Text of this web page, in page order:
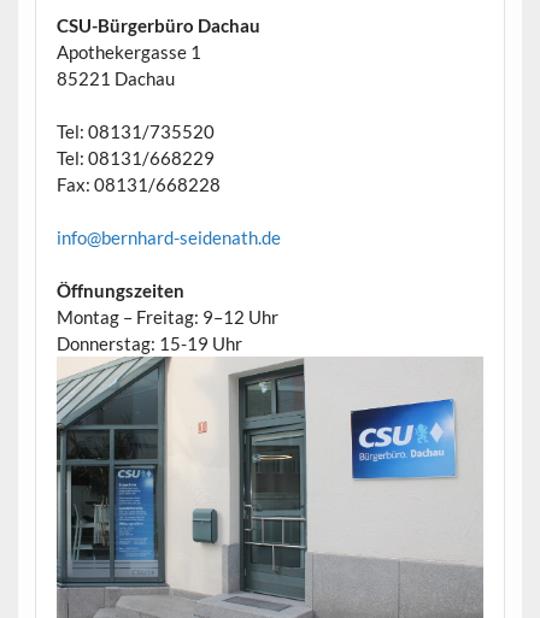
CSU-Bürgerbüro Dachau
Apothekergasse 1
85221 Dachau
Tel: 08131/735520
Tel: 08131/668229
Fax: 08131/668228
info@bernhard-seidenath.de
Öffnungszeiten
Montag – Freitag: 9–12 Uhr
Donnerstag: 15-19 Uhr